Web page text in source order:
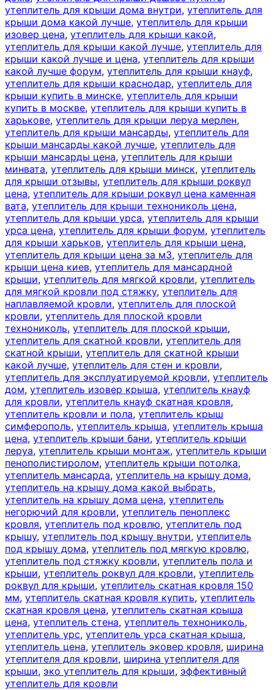
утеплитель для крыши дома внутри, утеплитель для
крыши дома какой лучше, утеплитель для крыши
изовер цена, утеплитель для крыши какой,
утеплитель для крыши какой лучше, утеплитель для
крыши какой лучше и цена, утеплитель для крыши
какой лучше форум, утеплитель для крыши кнауф,
утеплитель для крыши краснодар, утеплитель для
крыши купить в минске, утеплитель для крыши
купить в москве, утеплитель для крыши купить в
харькове, утеплитель для крыши леруа мерлен,
утеплитель для крыши мансарды, утеплитель для
крыши мансарды какой лучше, утеплитель для
крыши мансарды цена, утеплитель для крыши
минвата, утеплитель для крыши минск, утеплитель
для крыши отзывы, утеплитель для крыши роквул
цена, утеплитель для крыши роквул цена каменная
вата, утеплитель для крыши технониколь цена,
утеплитель для крыши урса, утеплитель для крыши
урса цена, утеплитель для крыши форум, утеплитель
для крыши харьков, утеплитель для крыши цена,
утеплитель для крыши цена за м3, утеплитель для
крыши цена киев, утеплитель для мансардной
крыши, утеплитель для мягкой кровли, утеплитель
для мягкой кровли под стяжку, утеплитель для
наплавляемой кровли, утеплитель для плоской
кровли, утеплитель для плоской кровли
технониколь, утеплитель для плоской крыши,
утеплитель для скатной кровли, утеплитель для
скатной крыши, утеплитель для скатной крыши
какой лучше, утеплитель для стен и кровли,
утеплитель для эксплуатируемой кровли, утеплитель
дом, утеплитель изовер крыша, утеплитель кнауф
для кровли, утеплитель кнауф скатная кровля,
утеплитель кровли и пола, утеплитель крыш
симферополь, утеплитель крыша, утеплитель крыша
цена, утеплитель крыши бани, утеплитель крыши
леруа, утеплитель крыши монтаж, утеплитель крыши
пенополистиролом, утеплитель крыши потолка,
утеплитель мансарда, утеплитель на крышу дома,
утеплитель на крышу дома какой выбрать,
утеплитель на крышу дома цена, утеплитель
негорючий для кровли, утеплитель пеноплекс
кровля, утеплитель под кровлю, утеплитель под
крышу, утеплитель под крышу внутри, утеплитель
под крышу дома, утеплитель под мягкую кровлю,
утеплитель под стяжку кровли, утеплитель пола и
крыши, утеплитель роквул для кровли, утеплитель
роквул для крыши, утеплитель скатная кровля 150
мм, утеплитель скатная кровля купить, утеплитель
скатная кровля цена, утеплитель скатная крыша
цена, утеплитель стена, утеплитель технониколь,
утеплитель урс, утеплитель урса скатная крыша,
утеплитель цена, утеплитель эковер кровля, ширина
утеплителя для кровли, ширина утеплителя для
крыши, эко утеплитель для крыши, эффективный
утеплитель для кровли